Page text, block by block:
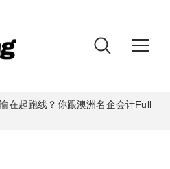
在起跑线？你跟澳洲名企会计Full